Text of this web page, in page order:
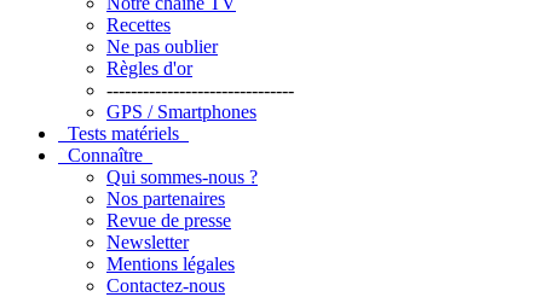
Recettes
Ne pas oublier
Règles d'or
-------------------------------
GPS / Smartphones
Tests matériels
Connaître
Qui sommes-nous ?
Nos partenaires
Revue de presse
Newsletter
Mentions légales
Contactez-nous